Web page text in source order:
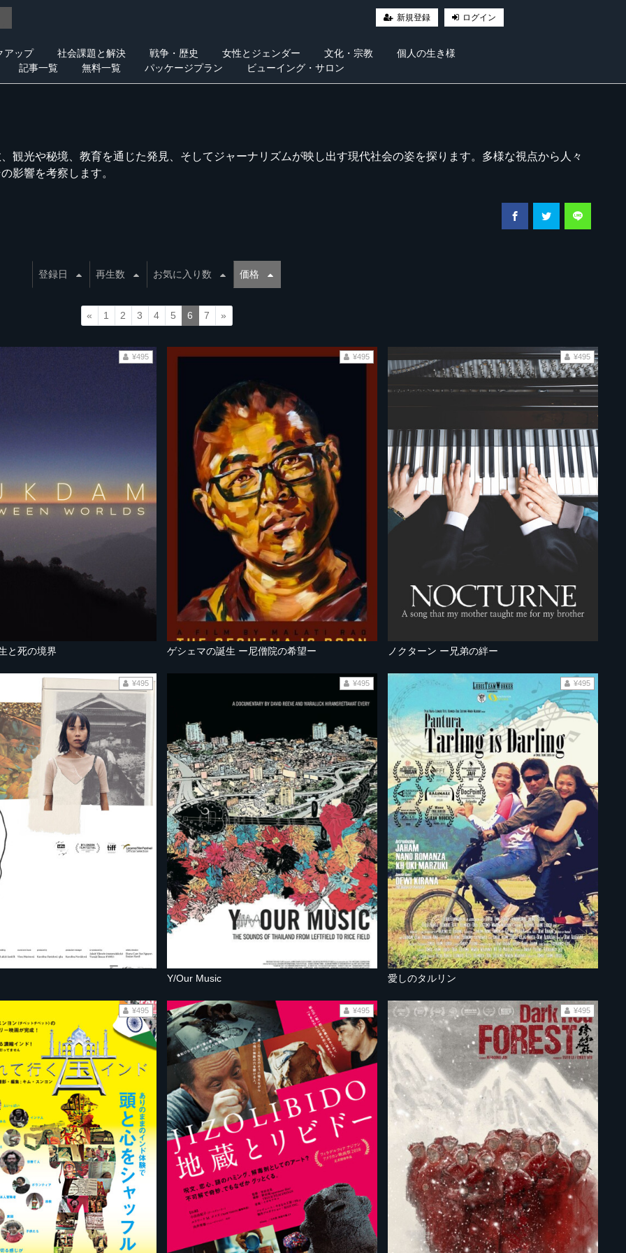
新規登録 ログイン
アップ 社会課題と解決 戦争・歴史 女性とジェンダー 文化・宗教
個人の生き様
記事一覧
無料一覧 パッケージプラン ビューイング・サロン
観光や秘境、教育を通じた発見、そしてジャーナリズムが映し出す現代社会の姿を探ります。多様な視点から人々
影響を考察します。
登録日 再生数 お気に入り数 価格
« 1 2 3 4 5 6 7 »
と死の境界
¥495
ゲシェマの誕生 ー尼僧院の希望ー
¥495
ノクターン ー兄弟の絆ー
¥495
¥495
Y/Our Music
¥495
愛しのタルリン
¥495
¥495 ¥495 ¥495